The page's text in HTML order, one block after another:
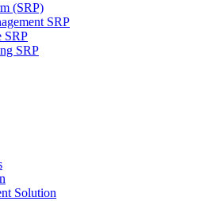
(SRP)
SRP
SRP
SRP
Solution